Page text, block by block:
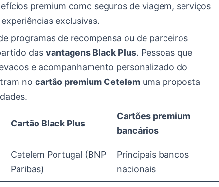
premium como seguros de viagem, serviços
exclusivas.
programas de recompensa ou de parceiros
das vantagens Black Plus. Pessoas que
e acompanhamento personalizado do
no cartão premium Cetelem uma proposta
Cartão Black Plus
Cartões premium
bancários
Cetelem Portugal (BNP
Paribas)
Principais bancos
nacionais